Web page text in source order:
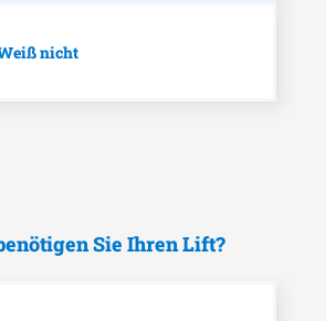
nicht
Sie Ihren Lift?